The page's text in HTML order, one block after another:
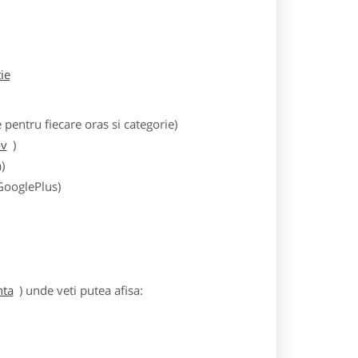
fiecare oras si categorie)
)
) unde veti putea afisa: